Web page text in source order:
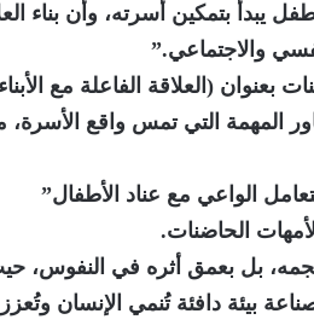
يبدأ بتمكين أسرته، وأن بناء
والاجتماعي.”
(العلاقة الفاعلة مع
المهمة التي تمس واقع الأسرة،
الواعي مع عناد الأطفال”
الحاضنات.
بل بعمق أثره في النفوس،
بيئة دافئة تُنمي الإنسان وتُعزز